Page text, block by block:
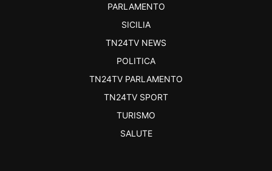
PARLAMENTO
SICILIA
TN24TV NEWS
POLITICA
TN24TV PARLAMENTO
TN24TV SPORT
TURISMO
SALUTE